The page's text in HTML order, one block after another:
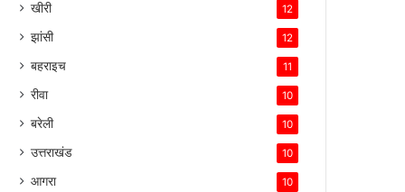
खीरी 12
झांसी 12
बहराइच 11
रीवा 10
बरेली 10
उत्तराखंड 10
आगरा 10